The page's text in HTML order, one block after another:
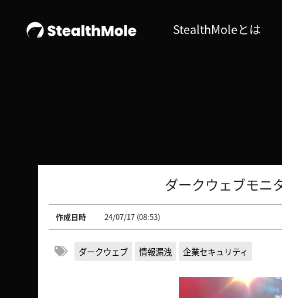
StealthMoleとは
ダークウェブモニ
作成日時 24/07/17 (08:53)
ダークウェブ 情報漏洩 企業セキュリティ